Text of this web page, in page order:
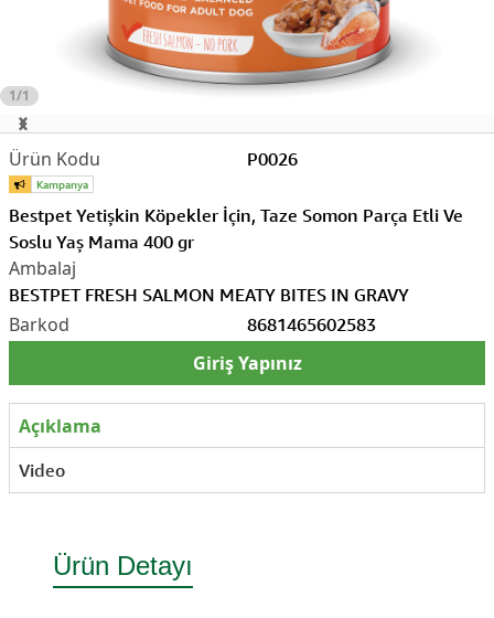
1/1
P0026
BESTPET FRESH SALMON MEATY BITES IN GRAVY
Bestpet Yetişkin Köpekler İçin, Taze Somon Parça Etli Ve
Soslu Yaş Mama 400 gr
8681465602583
Giriş Yapınız
Açıklama
Video
Ürün Detayı